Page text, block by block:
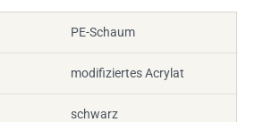
PE-Schaum
modifiziertes Acrylat
schwarz